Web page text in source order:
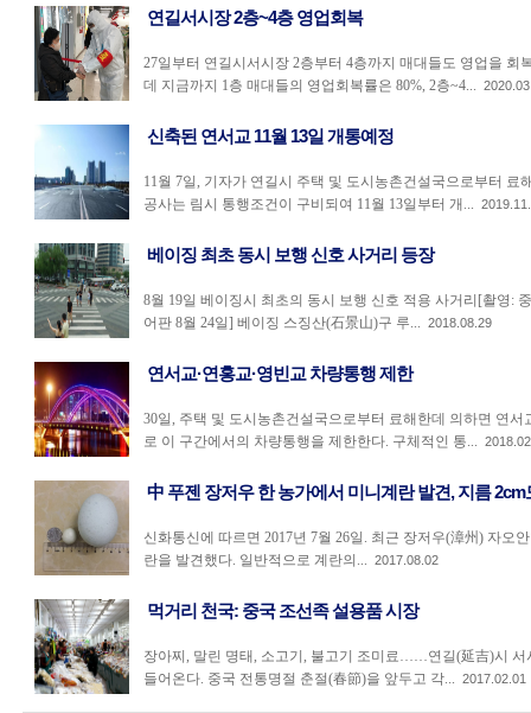
연길서시장 2층~4층 영업회복
27일부터 연길시서시장 2층부터 4층까지 매대들도 영업을 회
데 지금까지 1층 매대들의 영업회복률은 80%, 2층~4...
신축된 연서교 11월 13일 개통예정
11월 7일, 기자가 연길시 주택 및 도시농촌건설국으로부터 료
공사는 림시 통행조건이 구비되여 11월 13일부터 개...
베이징 최초 동시 보행 신호 사거리 등장
8월 19일 베이징시 최초의 동시 보행 신호 적용 사거리[촬영:
어판 8월 24일] 베이징 스징산(石景山)구 루... 2018.08.29
연서교·연홍교·영빈교 차량통행 제한
30일, 주택 및 도시농촌건설국으로부터 료해한데 의하면 연서
로 이 구간에서의 차량통행을 제한한다. 구체적인 통...
中 푸젠 장저우 한 농가에서 미니계란 발견, 지름 2cm
신화통신에 따르면 2017년 7월 26일. 최근 장저우(漳州) 자오
란을 발견했다. 일반적으로 계란의... 2017.08.02
먹거리 천국: 중국 조선족 설용품 시장
장아찌, 말린 명태, 소고기, 불고기 조미료……연길(延吉)시 서
들어온다. 중국 전통명절 춘절(春節)을 앞두고 각... 2017.02.01